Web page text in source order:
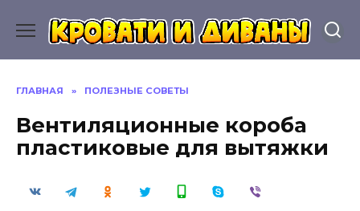
содержанию
ГЛАВНАЯ » ПОЛЕЗНЫЕ СОВЕТЫ
Вентиляционные короба
пластиковые для вытяжки